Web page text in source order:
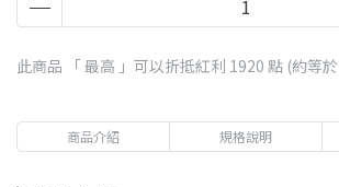
此商品 「 最高 」可以折抵紅利 1920 點 (約等於
商品介紹 規格說明